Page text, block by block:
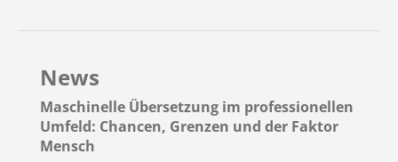
News
Maschinelle Übersetzung im professionellen
Umfeld: Chancen, Grenzen und der Faktor
Mensch